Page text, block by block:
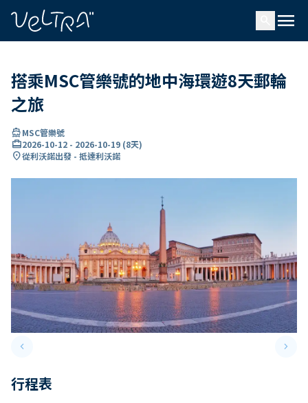
menu
搭乘MSC管樂號的地中海環遊8天郵輪
之旅
directions_boatMSC管樂號
card_travel2026-10-12 - 2026-10-19 (8天)
location_on從利沃諾出發 - 抵達利沃諾
keyboard_arrow_leftPrevious slide keyboard_arrow_right
行程表